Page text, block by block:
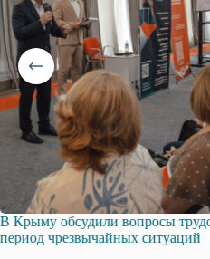
В Крыму обсудили вопросы
период чрезвычайных ситуаций